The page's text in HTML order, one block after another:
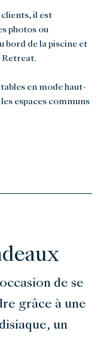
il est
photos ou
bord de la piscine et
Retreat.
en mode haut-
espaces communs
de se
grâce à une
un